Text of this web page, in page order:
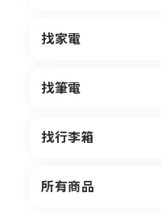
找家電
找筆電
找行李箱
所有商品